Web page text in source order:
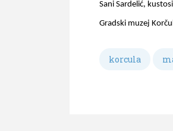
Sani Sardelić,
Gradski muzej
korcula